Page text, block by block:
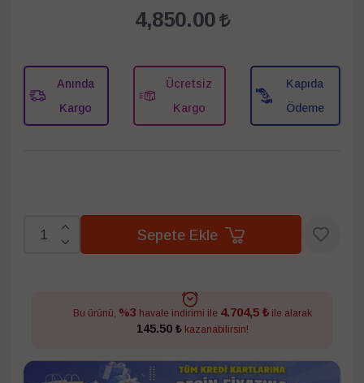
4,850.00
Anında
Kargo
Ücretsiz
Kargo
Kapıda
Ödeme
Sepete Ekle
Bu ürünü, %3 havale indirimi ile 4.704,5 ₺ile alarak
145.50 ₺kazanabilirsin!